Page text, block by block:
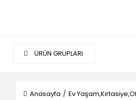
ÜRÜN GRUPLARI
Anasayfa Ev